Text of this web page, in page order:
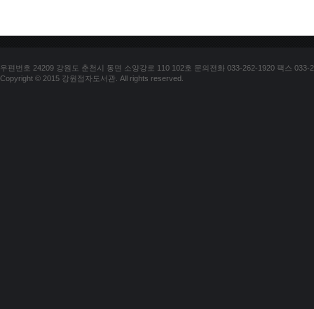
우편번호 24209 강원도 춘천시 동면 소양강로 110 102호 문의전화 033-262-1920 팩스 033-
Copyright © 2015 강원점자도서관. All rights reserved.